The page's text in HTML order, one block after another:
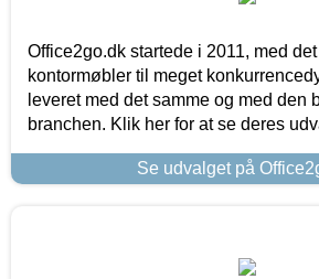
Office2go.dk startede i 2011, med
kontormøbler til meget
leveret med det samme og med den
branchen. Klik her for at se deres
Se udvalget på